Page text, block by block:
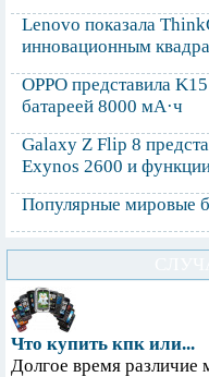
Lenovo показала
инновационным
OPPO представила
батареей 8000 мА·ч
Galaxy Z Flip 8
Exynos 2600 и
Популярные мировые
Что купить кпк или...
Долгое время